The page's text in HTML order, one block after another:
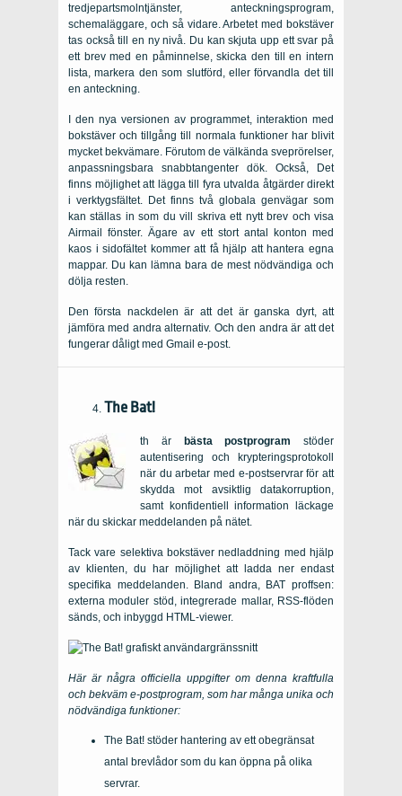
tredjepartsmolntjänster, anteckningsprogram,
schemaläggare, och så vidare. Arbetet med bokstäver
tas också till en ny nivå. Du kan skjuta upp ett svar på
ett brev med en påminnelse, skicka den till en intern
lista, markera den som slutförd, eller förvandla det till
en anteckning.
I den nya versionen av programmet, interaktion med
bokstäver och tillgång till normala funktioner har blivit
mycket bekvämare. Förutom de välkända sveprörelser,
anpassningsbara snabbtangenter dök. Också, Det
finns möjlighet att lägga till fyra utvalda åtgärder direkt
i verktygsfältet. Det finns två globala genvägar som
kan ställas in som du vill skriva ett nytt brev och visa
Airmail fönster. Ägare av ett stort antal konton med
kaos i sidofältet kommer att få hjälp att hantera egna
mappar. Du kan lämna bara de mest nödvändiga och
dölja resten.
Den första nackdelen är att det är ganska dyrt, att
jämföra med andra alternativ. Och den andra är att det
fungerar dåligt med Gmail e-post.
The Bat!
th är bästa postprogram stöder
autentisering och krypteringsprotokoll
när du arbetar med e-postservrar för att
skydda mot avsiktlig datakorruption,
samt konfidentiell information läckage
när du skickar meddelanden på nätet.
Tack vare selektiva bokstäver nedladdning med hjälp
av klienten, du har möjlighet att ladda ner endast
specifika meddelanden. Bland andra, BAT proffsen:
externa moduler stöd, integrerade mallar, RSS-flöden
sänds, och inbyggd HTML-viewer.
Här är några officiella uppgifter om denna kraftfulla
och bekväm e-postprogram, som har många unika och
nödvändiga funktioner:
The Bat! stöder hantering av ett obegränsat
antal brevlådor som du kan öppna på olika
servrar.